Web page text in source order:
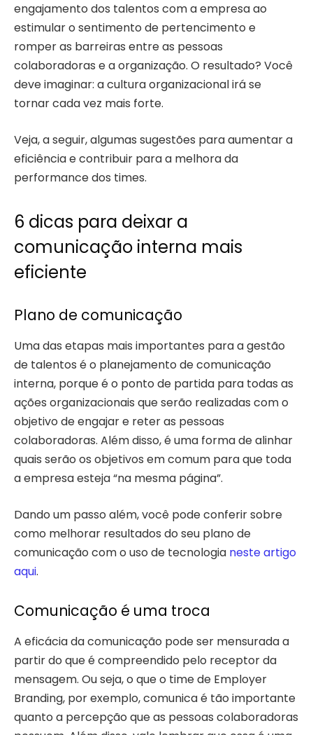
engajamento dos talentos com a empresa ao
estimular o sentimento de pertencimento e
romper as barreiras entre as pessoas
colaboradoras e a organização. O resultado? Você
deve imaginar: a cultura organizacional irá se
tornar cada vez mais forte.
Veja, a seguir, algumas sugestões para aumentar a
eficiência e contribuir para a melhora da
performance dos times.
6 dicas para deixar a
comunicação interna mais
eficiente
Plano de comunicação
Uma das etapas mais importantes para a gestão
de talentos é o planejamento de comunicação
interna, porque é o ponto de partida para todas as
ações organizacionais que serão realizadas com o
objetivo de engajar e reter as pessoas
colaboradoras. Além disso, é uma forma de alinhar
quais serão os objetivos em comum para que toda
a empresa esteja “na mesma página”.
Dando um passo além, você pode conferir sobre
como melhorar resultados do seu plano de
comunicação com o uso de tecnologia neste artigo
aqui.
Comunicação é uma troca
A eficácia da comunicação pode ser mensurada a
partir do que é compreendido pelo receptor da
mensagem. Ou seja, o que o time de Employer
Branding, por exemplo, comunica é tão importante
quanto a percepção que as pessoas colaboradoras